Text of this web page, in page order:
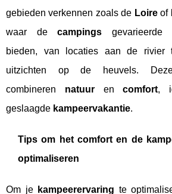
gebieden verkennen zoals de Loireof
waar decampings gevarieerde
bieden, van locaties aan de rivier
uitzichten op de heuvels. Deze
combineren natuurencomfort,
geslaagde kampeervakantie.
Tips om het comfort en de
optimaliseren
Om je kampeerervaring te